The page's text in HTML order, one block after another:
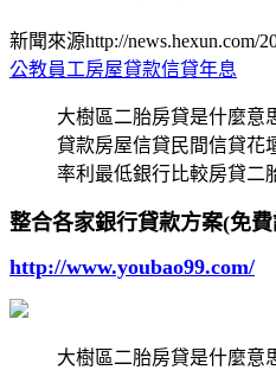
新聞來源http://news.hexun.com/
公教員工房屋貸款信貸年息
大樹區二胎房貸是什麼意
貸款房屋信貸民間信貸花
率利最低銀行比較房貸二
整合各家銀行貸款方案(免費
http://www.youbao99.com/
大樹區二胎房貸是什麼意